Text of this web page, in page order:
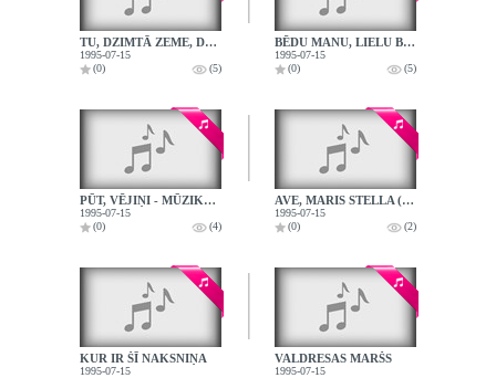
TU, DZIMTĀ ZEME, DĀRGA MAN (IGAUNIJA)
1995-07-15
(0)
(5)
BĒDU MANU, LIELU BĒDU (LATVIJA)
1995-07-15
(0)
(5)
PŪT, VĒJIŅI - MŪZIKA NO KINOFILMAS
1995-07-15
(0)
(4)
AVE, MARIS STELLA (NORVĒĢIJA)
1995-07-15
(0)
(2)
KUR IR ŠĪ NAKSNIŅA
1995-07-15
VALDRESAS MARŠS
1995-07-15